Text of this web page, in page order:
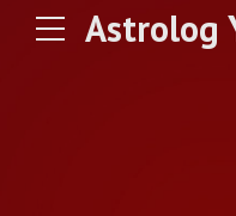
Astrolog